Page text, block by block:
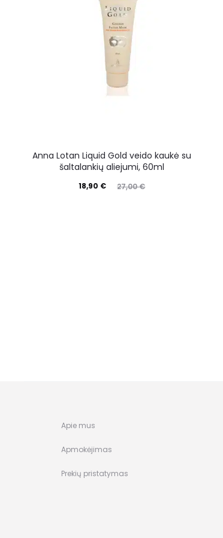
Anna Lotan Liquid Gold veido kaukė su
šaltalankių aliejumi, 60ml
27,00€
18,90 €
Apie mus
Apmokėjimas
Prekių pristatymas